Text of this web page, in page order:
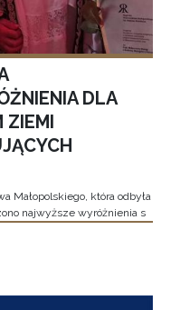
DLA
ZIEMI
Małopolskiego, która odbyła
najwyższe wyróżnienia s